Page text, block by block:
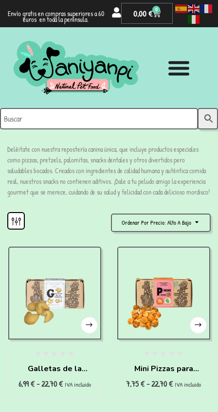
Envío gratis en compras superiores a 60
euros en toda la península.
0,00€ 0
Deléitate con nuestra repostería canina única, que incluye productos especiales
como pizzas, pretzels, palomitas, snacks dentales y otros divertidos pero
saludables bocados. Creados con ingredientes de calidad humana y auténtica comida
real, nuestros snacks no contienen aditivos. ¡Dale a tu peludo amigo la experiencia
gourmet que se merece, cuidando de su salud y felicidad con cada delicioso mordisco!
Ordenar Por Precio: Alto A Bajo
Galletas de la
fortuna para perros
6,99€ - 22,70€ IVA incluido
Mini Pizzas para
perros (150g)
7,75€-22,70€ IVA incluido